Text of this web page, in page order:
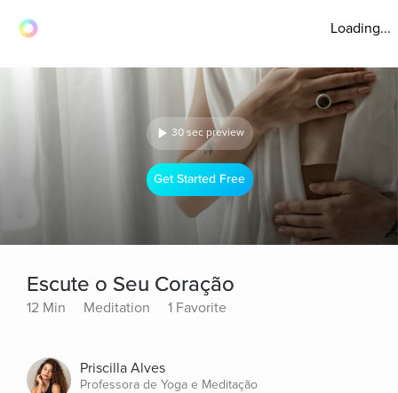
Loading...
30 sec preview
Get Started Free
Escute o Seu Coração
12 Min Meditation 1 Favorite
Priscilla Alves
Professora de Yoga e Meditação